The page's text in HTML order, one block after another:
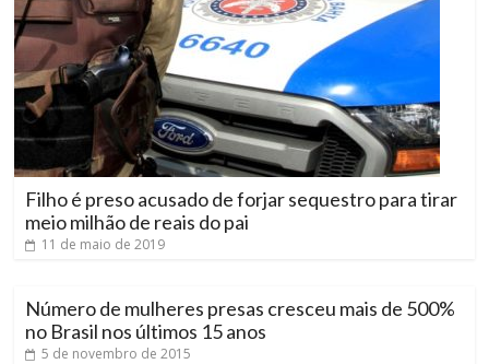
Filho é preso acusado de forjar sequestro para tirar
meio milhão de reais do pai
11 de maio de 2019
Número de mulheres presas cresceu mais de 500%
no Brasil nos últimos 15 anos
5 de novembro de 2015